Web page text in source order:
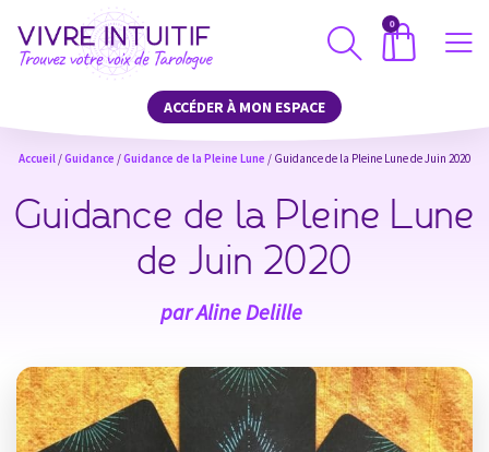
0
ACCÉDER À MON ESPACE
Accueil /Guidance /Guidance de la Pleine Lune / Guidance de la Pleine Lune de Juin 2020
Guidance de la Pleine Lune
de Juin 2020
parAline Delille